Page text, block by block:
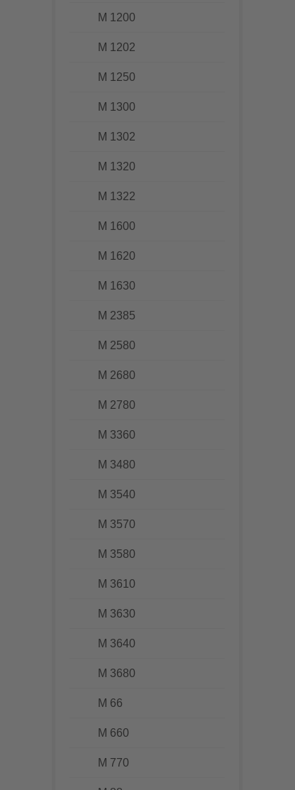
M 1200
M 1202
M 1250
M 1300
M 1302
M 1320
M 1322
M 1600
M 1620
M 1630
M 2385
M 2580
M 2680
M 2780
M 3360
M 3480
M 3540
M 3570
M 3580
M 3610
M 3630
M 3640
M 3680
M 66
M 660
M 770